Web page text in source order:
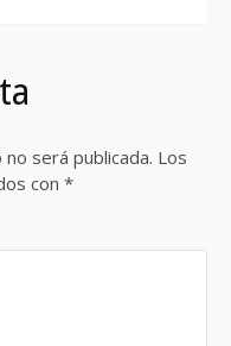
será publicada. Los
con *